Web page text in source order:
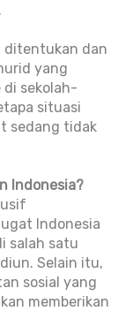
ditentukan dan
yang
di sekolah-
situasi
sedang tidak
Indonesia?
Indonesia
salah satu
Selain itu,
sosial yang
memberikan